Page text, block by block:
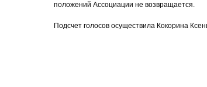
положений Ассоциации не возвращается.
Подсчет голосов осуществила Кокорина